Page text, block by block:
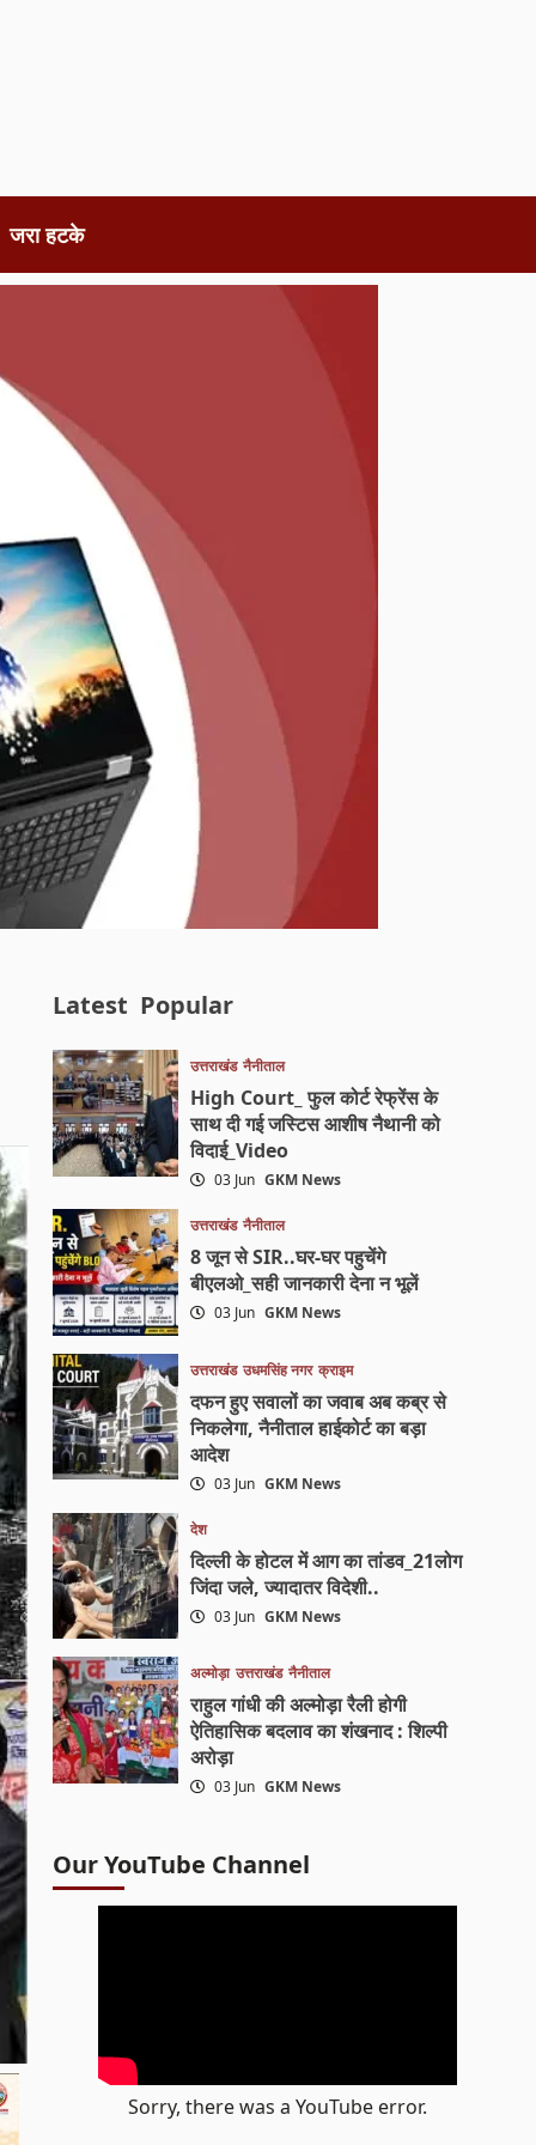
जरा हटके
Latest Popular
उत्तराखंड नैनीताल
High Court_ फुल कोर्ट रेफ्रेंस के
साथ दी गई जस्टिस आशीष नैथानी को
विदाई_Video
03 Jun GKM News
उत्तराखंड नैनीताल
8 जून से SIR..घर-घर पहुचेंगे
बीएलओ_सही जानकारी देना न भूलें
03 Jun GKM News
उत्तराखंड उधमसिंह नगर क्राइम
दफन हुए सवालों का जवाब अब कब्र से
निकलेगा, नैनीताल हाईकोर्ट का बड़ा
आदेश
03 Jun GKM News
देश
दिल्ली के होटल में आग का तांडव_21लोग
जिंदा जले, ज्यादातर विदेशी..
03 Jun GKM News
अल्मोड़ा उत्तराखंड नैनीताल
राहुल गांधी की अल्मोड़ा रैली होगी
ऐतिहासिक बदलाव का शंखनाद : शिल्पी
अरोड़ा
03 Jun GKM News
Our YouTube Channel
Sorry, there was a YouTube error.